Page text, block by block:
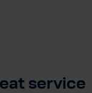
service